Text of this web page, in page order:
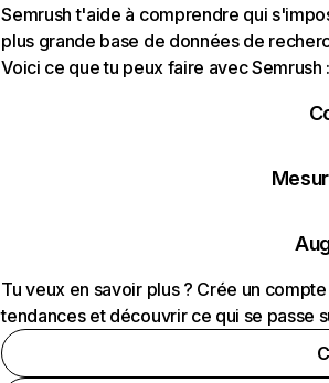
Semrush t'aide à comprendre qui
plus grande base de données de
Voici ce que tu peux faire avec Semrush
Tu veux en savoir plus ? Crée un
tendances et découvrir ce qui se passe